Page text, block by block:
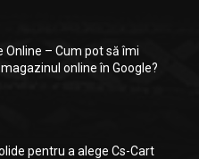
Online – Cum pot să îmi
online în Google?
pentru a alege Cs-Cart